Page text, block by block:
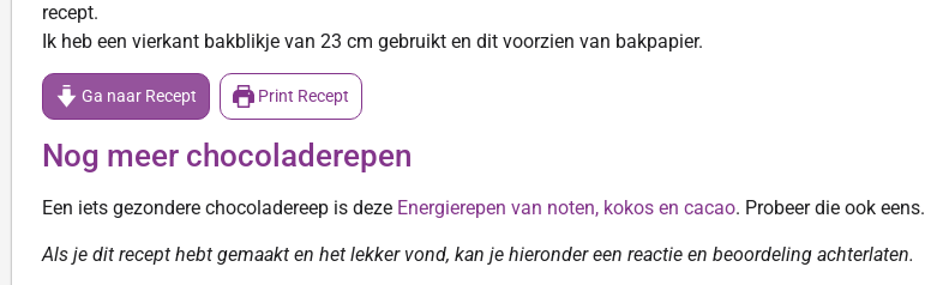
recept.
Ik heb een vierkant bakblikje van 23 cm gebruikt en dit voorzien van bakpapier.
Ga naar Recept Print Recept
Nog meer chocoladerepen
Een iets gezondere chocoladereep is deze Energierepen van noten, kokos en cacao. Probeer die ook eens.
Als je dit recept hebt gemaakt en het lekker vond, kan je hieronder een reactie en beoordeling achterlaten.